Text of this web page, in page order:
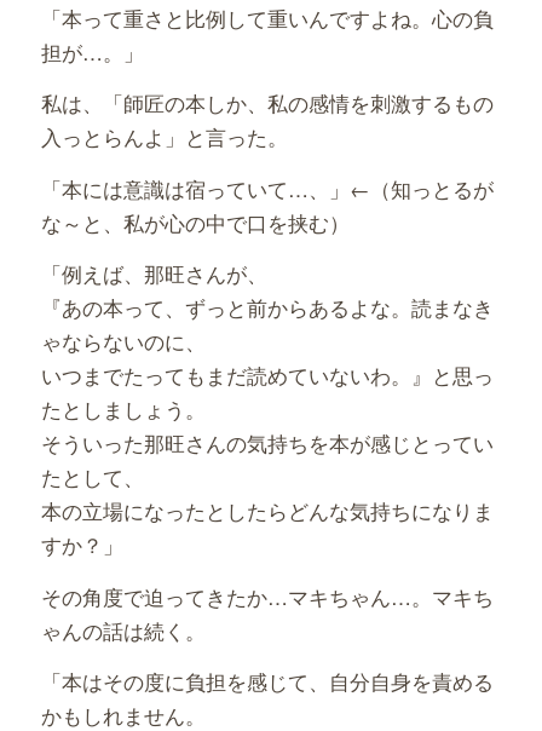
「本って重さと比例して重いんですよね。心の負
担が…。」
私は、「師匠の本しか、私の感情を刺激するもの
入っとらんよ」と言った。
「本には意識は宿っていて…、」←（知っとるが
な～と、私が心の中で口を挟む）
「例えば、那旺さんが、
『あの本って、ずっと前からあるよな。読まなき
ゃならないのに、
いつまでたってもまだ読めていないわ。』と思っ
たとしましょう。
そういった那旺さんの気持ちを本が感じとってい
たとして、
本の立場になったとしたらどんな気持ちになりま
すか？」
その角度で迫ってきたか…マキちゃん…。マキち
ゃんの話は続く。
「本はその度に負担を感じて、自分自身を責める
かもしれません。